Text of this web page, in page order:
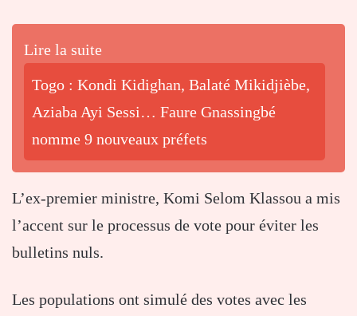
Lire la suite
Togo : Kondi Kidighan, Balaté Mikidjièbe,
Aziaba Ayi Sessi… Faure Gnassingbé
nomme 9 nouveaux préfets
L’ex-premier ministre, Komi Selom Klassou a mis
l’accent sur le processus de vote pour éviter les
bulletins nuls.
Les populations ont simulé des votes avec les